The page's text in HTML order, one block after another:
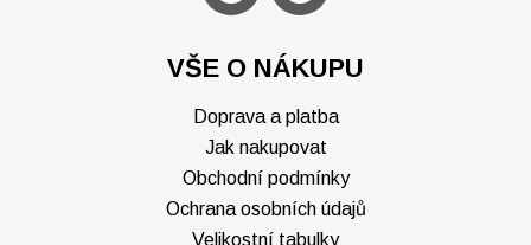
VŠE O NÁKUPU
Doprava a platba
Jak nakupovat
Obchodní podmínky
Ochrana osobních údajů
Velikostní tabulky